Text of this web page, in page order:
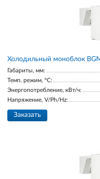
Холодильный моноблок
Габариты, мм:
Темп. режим, °С:
Энергопотребление, кВт/ч:
Напряжение, V/Ph/Hz:
Заказать